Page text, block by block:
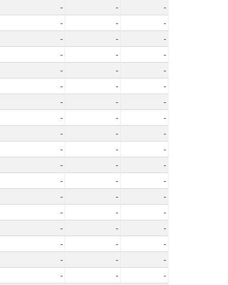
- -
-
- -
-
- -
-
- -
-
- -
-
- -
-
- -
-
- -
-
- -
-
- -
-
- -
-
- -
-
- -
-
- -
-
- -
-
- -
-
- -
-
- -
-